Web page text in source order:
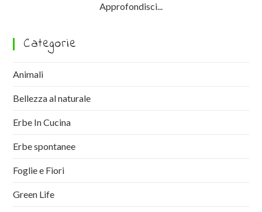
Approfondisci...
Categorie
Animali
Bellezza al naturale
Erbe In Cucina
Erbe spontanee
Foglie e Fiori
Green Life